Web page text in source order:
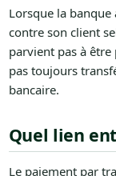
Lorsque la
contre son client
parvient pas à être
pas toujours
bancaire.
Quel lien
Le paiement par